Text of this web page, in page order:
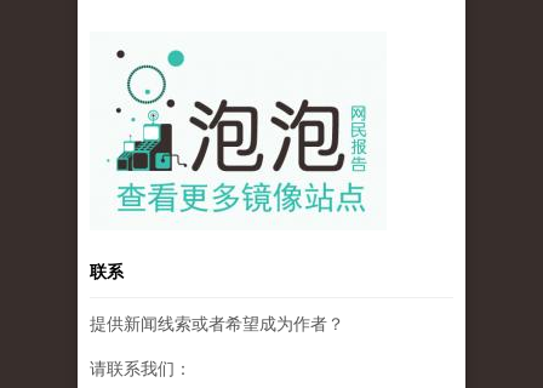
pao-pao-banner-mirror-site-120814.jpg
联系
提供新闻线索或者希望成为作者？
请联系我们：